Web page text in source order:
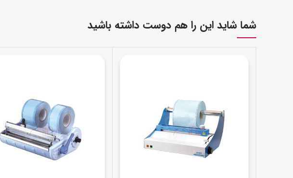
شما شاید این را هم دوست داشته باشید